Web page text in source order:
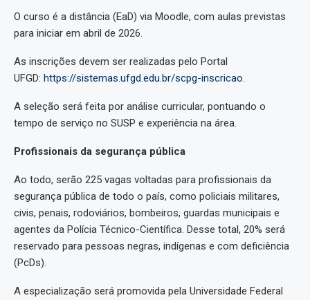
O curso é a distância (EaD) via Moodle, com aulas previstas
para iniciar em abril de 2026.
As inscrições devem ser realizadas pelo Portal
UFGD: https://sistemas.ufgd.edu.br/scpg-inscricao.
A seleção será feita por análise curricular, pontuando o
tempo de serviço no SUSP e experiência na área.
Profissionais da segurança pública
Ao todo, serão 225 vagas voltadas para profissionais da
segurança pública de todo o país, como policiais militares,
civis, penais, rodoviários, bombeiros, guardas municipais e
agentes da Polícia Técnico-Científica. Desse total, 20% será
reservado para pessoas negras, indígenas e com deficiência
(PcDs).
A especialização será promovida pela Universidade Federal